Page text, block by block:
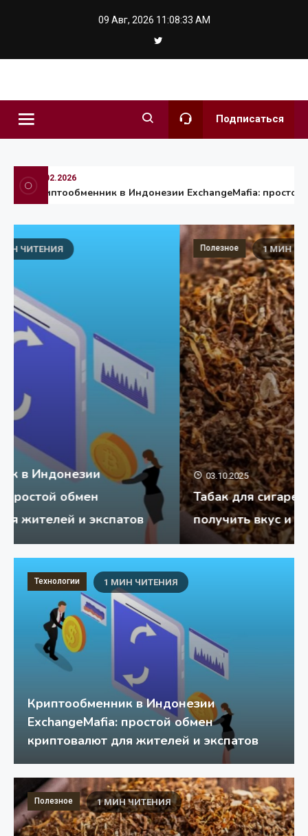
09 Авг, 2026 11:08:35 AM
Подписаться
04.02.2026
Криптообменник в Индонезии ExchangeMafia: простой
Полезное
03.10.2025
Табак для сигаретных гильз: как
получить вкус и качество с TabakGram
Технологии 1 МИН ЧИТЕНИЯ
Криптообменник в Индонезии
ExchangeMafia: простой обмен
криптовалют для жителей и экспатов
Полезное 1 МИН ЧИТЕНИЯ